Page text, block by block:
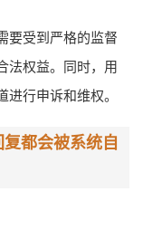
要受到严格的监督
法权益。同时，用
行申诉和维权。
都会被系统自